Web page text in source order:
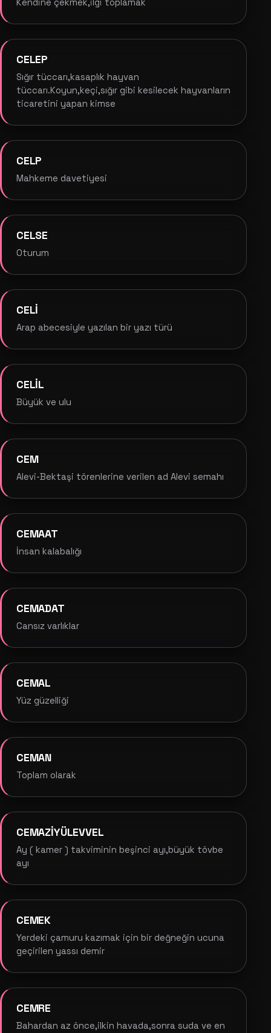
Kendine çekmek,ilgi toplamak
CELEP
Sığır tüccarı,kasaplık hayvan
tüccarı.Koyun,keçi,sığır gibi kesilecek hayvanların
ticaretini yapan kimse
CELP
Mahkeme davetiyesi
CELSE
Oturum
CELİ
Arap abecesiyle yazılan bir yazı türü
CELİL
Büyük ve ulu
CEM
Alevi-Bektaşi törenlerine verilen ad Alevi semahı
CEMAAT
İnsan kalabalığı
CEMADAT
Cansız varlıklar
CEMAL
Yüz güzelliği
CEMAN
Toplam olarak
CEMAZİYÜLEVVEL
Ay ( kamer ) takviminin beşinci ayı,büyük tövbe
ayı
CEMEK
Yerdeki çamuru kazımak için bir değneğin ucuna
geçirilen yassı demir
CEMRE
Bahardan az önce,ilkin havada,sonra suda ve en